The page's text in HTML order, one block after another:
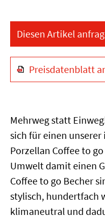
Diesen Artikel
Preisdatenblatt
Mehrweg statt
sich für einen
Porzellan Coffee to
Umwelt damit einen
Coffee to go Becher
stylisch, hundertfach
klimaneutral und